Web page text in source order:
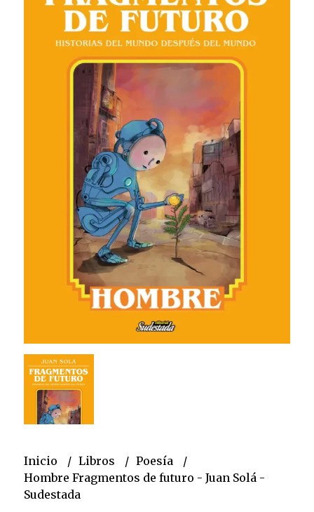
Inicio Libros
Poesía
Hombre Fragmentos de futuro - Juan Solá -
Sudestada